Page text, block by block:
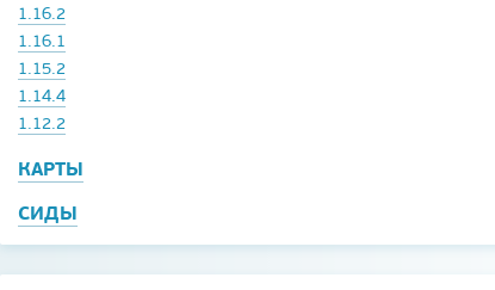
1.16.2
1.16.1
1.15.2
1.14.4
1.12.2
КАРТЫ
СИДЫ